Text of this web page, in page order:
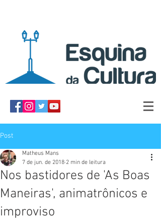
Post
Nos bastidores de 'As Boas
Maneiras', animatrônicos e
improviso
Matheus Mans
7 de jun. de 2018 2 min de leitura